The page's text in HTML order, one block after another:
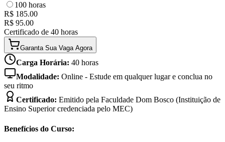
100 horas
R$ 185.00
R$ 95.00
Certificado de 40 horas
Garanta Sua Vaga Agora
Carga Horária: 40 horas
Modalidade: Online - Estude em qualquer lugar e conclua no
seu ritmo
Certificado: Emitido pela Faculdade Dom Bosco (Instituição de
Ensino Superior credenciada pelo MEC)
Benefícios do Curso: